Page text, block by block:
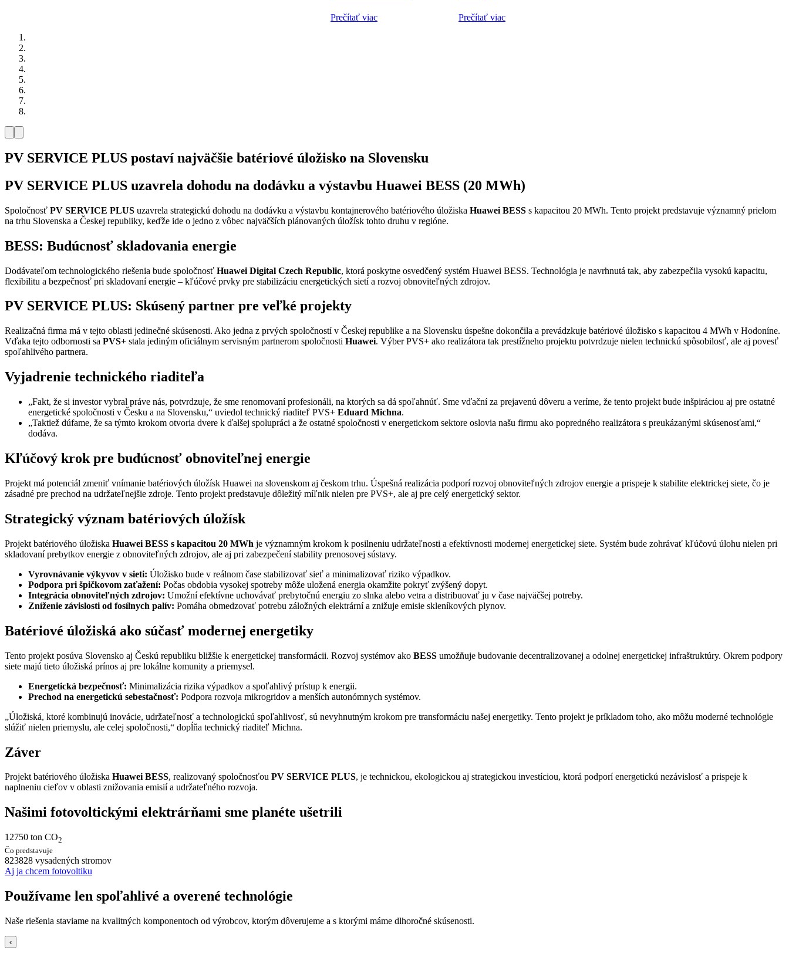
Prečítať viac Prečítať viac
PV SERVICE PLUS postaví najväčšie batériové úložisko na Slovensku
PV SERVICE PLUS uzavrela dohodu na dodávku a výstavbu Huawei BESS (20 MWh)
Spoločnosť PV SERVICE PLUS uzavrela strategickú dohodu na dodávku a výstavbu kontajnerového batériového úložiska Huawei BESS s kapacitou 20 MWh. Tento projekt predstavuje významný prielom
na trhu Slovenska a Českej republiky, keďže ide o jedno z vôbec najväčších plánovaných úložísk tohto druhu v regióne.
BESS: Budúcnosť skladovania energie
Dodávateľom technologického riešenia bude spoločnosť Huawei Digital Czech Republic, ktorá poskytne osvedčený systém Huawei BESS. Technológia je navrhnutá tak, aby zabezpečila vysokú kapacitu,
flexibilitu a bezpečnosť pri skladovaní energie – kľúčové prvky pre stabilizáciu energetických sietí a rozvoj obnoviteľných zdrojov.
PV SERVICE PLUS: Skúsený partner pre veľké projekty
Realizačná firma má v tejto oblasti jedinečné skúsenosti. Ako jedna z prvých spoločností v Českej republike a na Slovensku úspešne dokončila a prevádzkuje batériové úložisko s kapacitou 4 MWh v Hodoníne.
Vďaka tejto odbornosti sa PVS+ stala jediným oficiálnym servisným partnerom spoločnosti Huawei. Výber PVS+ ako realizátora tak prestížneho projektu potvrdzuje nielen technickú spôsobilosť, ale aj povesť
spoľahlivého partnera.
Vyjadrenie technického riaditeľa
„Fakt, že si investor vybral práve nás, potvrdzuje, že sme renomovaní profesionáli, na ktorých sa dá spoľahnúť. Sme vďační za prejavenú dôveru a veríme, že tento projekt bude inšpiráciou aj pre ostatné
energetické spoločnosti v Česku a na Slovensku,“ uviedol technický riaditeľ PVS+ Eduard Michna.
„Taktiež dúfame, že sa týmto krokom otvoria dvere k ďalšej spolupráci a že ostatné spoločnosti v energetickom sektore oslovia našu firmu ako popredného realizátora s preukázanými skúsenosťami,“
dodáva.
Kľúčový krok pre budúcnosť obnoviteľnej energie
Projekt má potenciál zmeniť vnímanie batériových úložísk Huawei na slovenskom aj českom trhu. Úspešná realizácia podporí rozvoj obnoviteľných zdrojov energie a prispeje k stabilite elektrickej siete, čo je
zásadné pre prechod na udržateľnejšie zdroje. Tento projekt predstavuje dôležitý míľnik nielen pre PVS+, ale aj pre celý energetický sektor.
Strategický význam batériových úložísk
Projekt batériového úložiska Huawei BESS s kapacitou 20 MWh je významným krokom k posilneniu udržateľnosti a efektívnosti modernej energetickej siete. Systém bude zohrávať kľúčovú úlohu nielen pri
skladovaní prebytkov energie z obnoviteľných zdrojov, ale aj pri zabezpečení stability prenosovej sústavy.
Vyrovnávanie výkyvov v sieti: Úložisko bude v reálnom čase stabilizovať sieť a minimalizovať riziko výpadkov.
Podpora pri špičkovom zaťažení: Počas obdobia vysokej spotreby môže uložená energia okamžite pokryť zvýšený dopyt.
Integrácia obnoviteľných zdrojov: Umožní efektívne uchovávať prebytočnú energiu zo slnka alebo vetra a distribuovať ju v čase najväčšej potreby.
Zníženie závislosti od fosílnych palív: Pomáha obmedzovať potrebu záložných elektrární a znižuje emisie skleníkových plynov.
Batériové úložiská ako súčasť modernej energetiky
Tento projekt posúva Slovensko aj Českú republiku bližšie k energetickej transformácii. Rozvoj systémov ako BESS umožňuje budovanie decentralizovanej a odolnej energetickej infraštruktúry. Okrem podpory
siete majú tieto úložiská prínos aj pre lokálne komunity a priemysel.
Energetická bezpečnosť: Minimalizácia rizika výpadkov a spoľahlivý prístup k energii.
Prechod na energetickú sebestačnosť: Podpora rozvoja mikrogridov a menších autonómnych systémov.
„Úložiská, ktoré kombinujú inovácie, udržateľnosť a technologickú spoľahlivosť, sú nevyhnutným krokom pre transformáciu našej energetiky. Tento projekt je príkladom toho, ako môžu moderné technológie
slúžiť nielen priemyslu, ale celej spoločnosti,“ dopĺňa technický riaditeľ Michna.
Záver
Projekt batériového úložiska Huawei BESS, realizovaný spoločnosťou PV SERVICE PLUS, je technickou, ekologickou aj strategickou investíciou, ktorá podporí energetickú nezávislosť a prispeje k
naplneniu cieľov v oblasti znižovania emisií a udržateľného rozvoja.
Našimi fotovoltickými elektrárňami sme planéte ušetrili
15761 ton CO2
Čo predstavuje
1018417 vysadených stromov
Aj ja chcem fotovoltiku
Používame len spoľahlivé a overené technológie
Naše riešenia staviame na kvalitných komponentoch od výrobcov, ktorým dôverujeme a s ktorými máme dlhoročné skúsenosti.
‹